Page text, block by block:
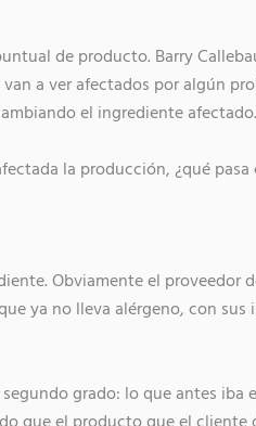
de producto. Barry
a ver afectados por algún
el ingrediente afectado.
la producción, ¿qué
Obviamente el proveedor
ya no lleva alérgeno, con sus
grado: lo que antes iba